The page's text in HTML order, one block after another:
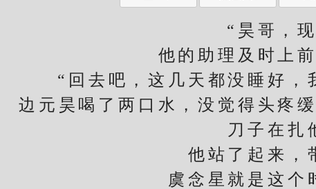
“昊哥，现
他的助理及时上前
“回去吧，这几天都没睡好，
元昊喝了两口水，没觉得头疼缓
刀子在扎
他站了起来，带
虞念星就是这个时